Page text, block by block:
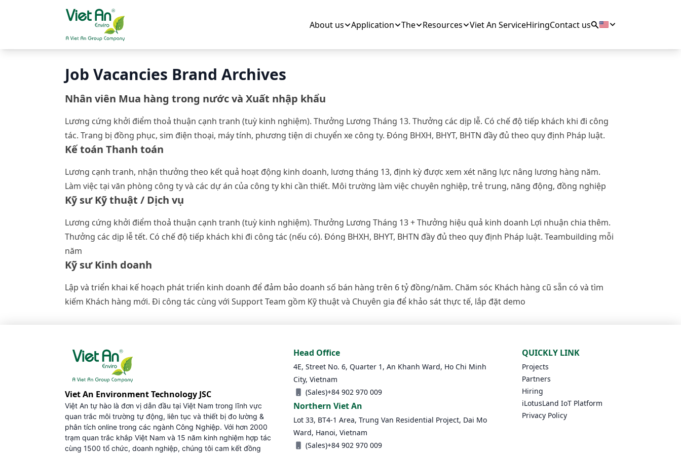
About us
Application The Resources Viet An ServiceHiringContact us
Job Vacancies Brand Archives
Nhân viên Mua hàng trong nước và Xuất nhập khẩu
Lương cứng khởi điểm thoả thuận cạnh tranh (tuỳ kinh nghiệm). Thưởng Lương Tháng 13. Thưởng các dịp lễ. Có chế độ tiếp khách khi đi công
tác. Trang bị đồng phục, sim điện thoại, máy tính, phương tiện di chuyển xe công ty. Đóng BHXH, BHYT, BHTN đầy đủ theo quy định Pháp luật.
Kế toán Thanh toán
Lương cạnh tranh, nhận thưởng theo kết quả hoạt động kinh doanh, lương tháng 13, định kỳ được xem xét năng lực nâng lương hàng năm.
Làm việc tại văn phòng công ty và các dự án của công ty khi cần thiết. Môi trường làm việc chuyên nghiệp, trẻ trung, năng động, đồng nghiệp
Kỹ sư Kỹ thuật / Dịch vụ
Lương cứng khởi điểm thoả thuận cạnh tranh (tuỳ kinh nghiệm). Thưởng Lương Tháng 13 + Thưởng hiệu quả kinh doanh Lợi nhuận chia thêm.
Thưởng các dịp lễ tết. Có chế độ tiếp khách khi đi công tác (nếu có). Đóng BHXH, BHYT, BHTN đầy đủ theo quy định Pháp luật. Teambuilding mỗi
năm
Kỹ sư Kinh doanh
Lập và triển khai kế hoạch phát triển kinh doanh để đảm bảo doanh số bán hàng trên 6 tỷ đồng/năm. Chăm sóc Khách hàng cũ sẵn có và tìm
kiếm Khách hàng mới. Đi công tác cùng với Support Team gồm Kỹ thuật và Chuyên gia để khảo sát thực tế, lắp đặt demo
Viet An Environment Technology JSC
Việt An tự hào là đơn vị dẫn đầu tại Việt Nam trong lĩnh vực
quan trắc môi trường tự động, liên tục và thiết bị đo lường &
phân tích online trong các ngành Công Nghiệp. Với hơn 2000
trạm quan trắc khắp Việt Nam và 15 năm kinh nghiệm hợp tác
cùng 1500 tổ chức, doanh nghiệp, chúng tôi cam kết đồng
Head Office
4E, Street No. 6, Quarter 1, An Khanh Ward, Ho Chi Minh
City, Vietnam
(Sales)+84 902 970 009
Northern Viet An
Lot 33, BT4-1 Area, Trung Van Residential Project, Dai Mo
Ward, Hanoi, Vietnam
(Sales)+84 902 970 009
QUICKLY LINK
Projects
Partners
Hiring
iLotusLand IoT Platform
Privacy Policy